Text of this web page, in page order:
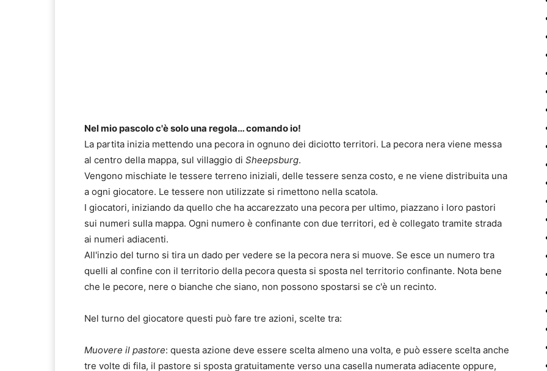
Nel mio pascolo c'è solo una regola… comando io!
La partita inizia mettendo una pecora in ognuno dei diciotto territori. La pecora nera viene messa
al centro della mappa, sul villaggio di Sheepsburg.
Vengono mischiate le tessere terreno iniziali, delle tessere senza costo, e ne viene distribuita una
a ogni giocatore. Le tessere non utilizzate si rimettono nella scatola.
I giocatori, iniziando da quello che ha accarezzato una pecora per ultimo, piazzano i loro pastori
sui numeri sulla mappa. Ogni numero è confinante con due territori, ed è collegato tramite strada
ai numeri adiacenti.
All'inzio del turno si tira un dado per vedere se la pecora nera si muove. Se esce un numero tra
quelli al confine con il territorio della pecora questa si sposta nel territorio confinante. Nota bene
che le pecore, nere o bianche che siano, non possono spostarsi se c'è un recinto.
Nel turno del giocatore questi può fare tre azioni, scelte tra:
Muovere il pastore: questa azione deve essere scelta almeno una volta, e può essere scelta anche
tre volte di fila, il pastore si sposta gratuitamente verso una casella numerata adiacente oppure,